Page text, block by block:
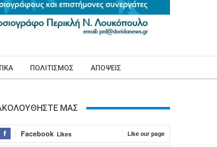
ΠΟΛΙΤΙΣΜΟΣ ΑΠΟΨΕΙΣ
ΜΑΣ
Facebook Likes Like our page